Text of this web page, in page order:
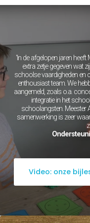
'In de afgelopen jaren heeft
extra zetje gegeven wat
schoolse vaardigheden en
enthousiast team. We
aangemeld, zoals o.a.
integratie in het
schoolangsten. Meester
samenwerking is zeer
Video: onze